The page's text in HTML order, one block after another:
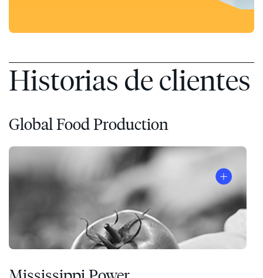
Historias de clientes
Global Food Production